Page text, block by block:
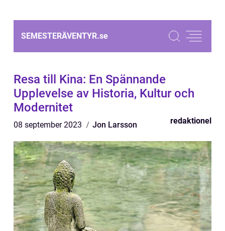
SEMESTERÄVENTYR.se
Resa till Kina: En Spännande
Upplevelse av Historia, Kultur och
Modernitet
08 september 2023 Jon Larsson redaktionel